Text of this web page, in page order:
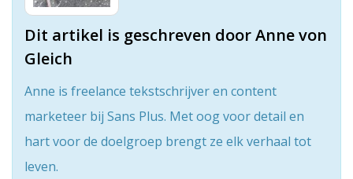
Dit artikel is geschreven door Anne von
Gleich
Anne is freelance tekstschrijver en content
marketeer bij Sans Plus. Met oog voor detail en
hart voor de doelgroep brengt ze elk verhaal tot
leven.